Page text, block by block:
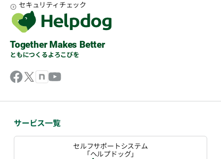
Together Makes Better
ともにつくるよろこびを
セキュリティチェック
サービス一覧
セルフサポートシステム
「ヘルプドッグ」